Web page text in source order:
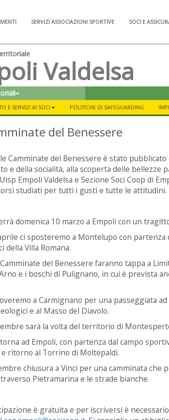
SERVIZI ASSOCIAZIONI SPORTIVE SOCI E
Valdelsa
E SERVIZI AI SOCI POLITICHE DI SAFEGUARDING
del Benessere
Camminate del Benessere è stato
e della socialità, alla scoperta delle bellezze
Empoli Valdelsa e Sezione Soci Coop di
studiati per tutti i gusti e tutte le attitudini.
domenica 10 marzo a Empoli con un
ci sposteremo a Montelupo con partenza
Villa Romana.
del Benessere faranno tappa a
e i boschi di Pulignano, in cui è prevista
a Carmignano per una passeggiata ad
e al Masso del Diavolo.
sarà la volta del territorio di
ad Empoli, con partenza dal campo
ritorno al Torrino di Moltepaldi.
chiusura a Vinci per una camminata che
Pietramarina e le strade bianche.
è gratuita e per iscriversi è